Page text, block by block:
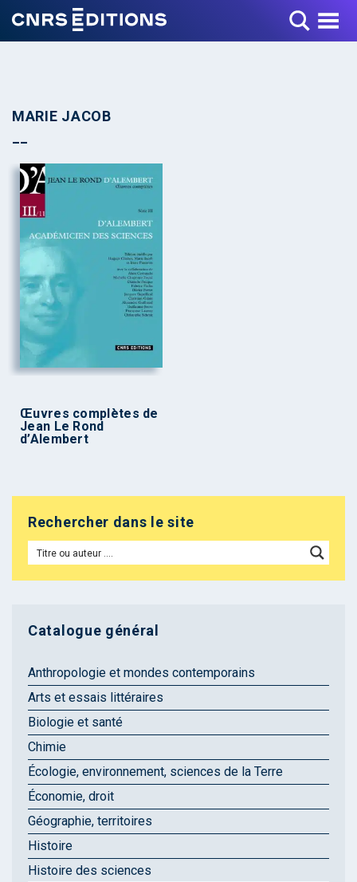
Toggle Menu
MARIE JACOB
Œuvres complètes de
Jean Le Rond
d’Alembert
Rechercher dans le site
Catalogue général
Anthropologie et mondes contemporains
Arts et essais littéraires
Biologie et santé
Chimie
Écologie, environnement, sciences de la Terre
Économie, droit
Géographie, territoires
Histoire
Histoire des sciences